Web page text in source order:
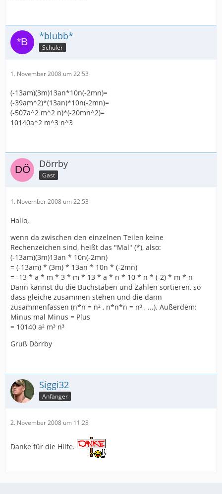
*blubb*
Schüler
1. November 2008 um 22:53
(-13am)(3m)13an*10n(-2mn)=
(-39am^2)*(13an)*10n(-2mn)=
(-507a^2 m^2 n)*(-20mn^2)=
10140a^2 m^3 n^3
Dörrby
Gast
1. November 2008 um 22:53
Hallo,
wenn da zwischen den einzelnen Teilen keine
Rechenzeichen sind, heißt das "Mal" (*), also:
(-13am)(3m)13an * 10n(-2mn)
= (-13am) * (3m) * 13an * 10n * (-2mn)
= -13 * a * m * 3 * m * 13 * a * n * 10 * n * (-2) * m * n
Dann kannst du die Buchstaben und Zahlen sortieren, so
dass gleiche zusammen stehen und die dann
zusammenfassen (n*n = n² , n*n*n = n³ , ...). Außerdem:
Minus mal Minus = Plus
= 10140 a² m³ n³
Gruß Dörrby
Siggi32
Anfänger
2. November 2008 um 11:28
Danke für die Hilfe.